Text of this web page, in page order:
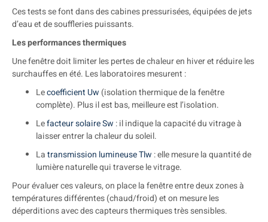
Ces tests se font dans des cabines pressurisées, équipées de jets
d’eau et de souffleries puissants.
Les performances thermiques
Une fenêtre doit limiter les pertes de chaleur en hiver et réduire les
surchauffes en été. Les laboratoires mesurent :
Lecoefficient Uw (isolation thermique de la fenêtre
complète). Plus il est bas, meilleure est l’isolation.
Lefacteur solaire Sw : il indique la capacité du vitrage à
laisser entrer la chaleur du soleil.
Latransmission lumineuse Tlw : elle mesure la quantité de
lumière naturelle qui traverse le vitrage.
Pour évaluer ces valeurs, on place la fenêtre entre deux zones à
températures différentes (chaud/froid) et on mesure les
déperditions avec des capteurs thermiques très sensibles.